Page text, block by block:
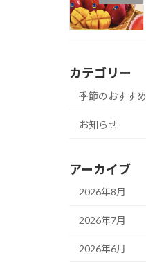
カテゴリー
季節のおすすめ
お知らせ
アーカイブ
2026年8月
2026年7月
2026年6月